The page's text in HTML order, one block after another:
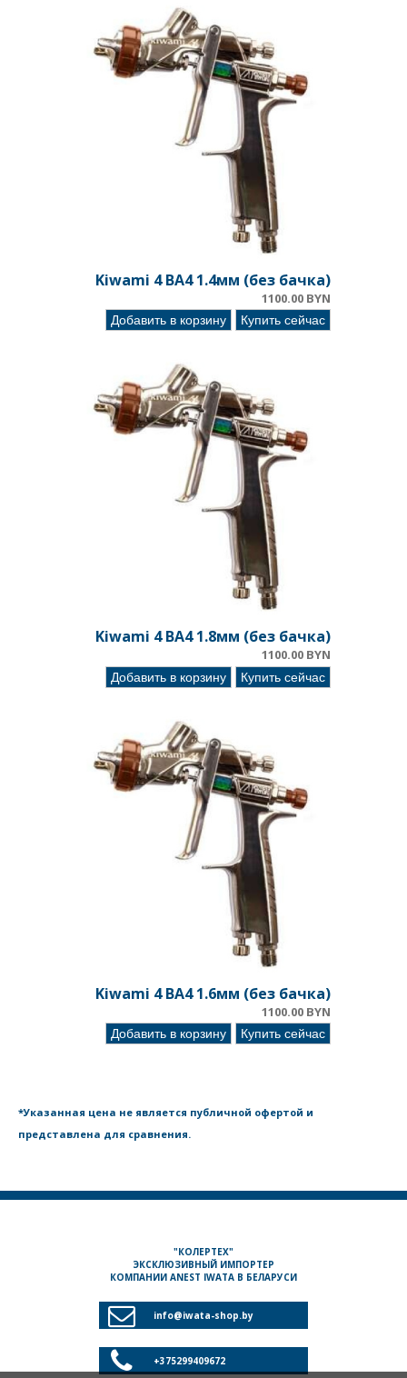
Kiwami 4 BA4 1.4мм (без бачка)
1100.00 BYN
Добавить в корзину Купить сейчас
Kiwami 4 BA4 1.8мм (без бачка)
1100.00 BYN
Добавить в корзину Купить сейчас
Kiwami 4 BA4 1.6мм (без бачка)
1100.00 BYN
Добавить в корзину Купить сейчас
*Указанная цена не является публичной офертой и
представлена для сравнения.
"КОЛЕРТЕХ"
ЭКСКЛЮЗИВНЫЙ ИМПОРТЕР
КОМПАНИИ ANEST IWATA В БЕЛАРУСИ
 info@iwata-shop.by
 +375299409672